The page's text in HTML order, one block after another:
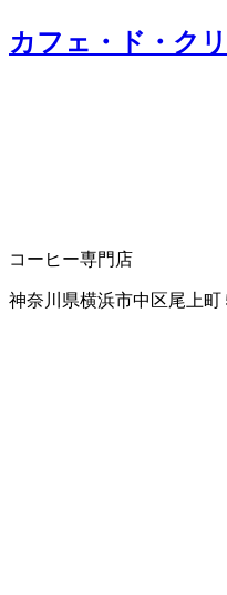
カフェ・ド・ク
コーヒー専門店
神奈川県横浜市中区尾上町